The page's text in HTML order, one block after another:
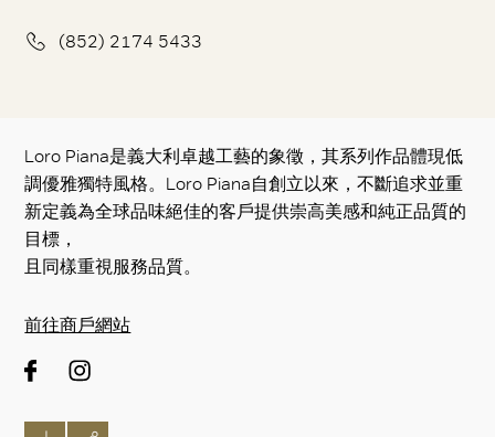
(852) 2174 5433
Loro Piana是義大利卓越工藝的象徵，其系列作品體現低
調優雅獨特風格。Loro Piana自創立以來，不斷追求並重
新定義為全球品味絕佳的客戶提供崇高美感和純正品質的
目標，
且同樣重視服務品質。
前往商戶網站